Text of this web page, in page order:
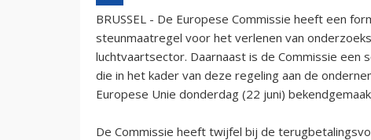
BRUSSEL - De Europese Commissie heeft een
steunmaatregel voor het verlenen van
luchtvaartsector. Daarnaast is de Commissie
die in het kader van deze regeling aan de
Europese Unie donderdag (22 juni)
De Commissie heeft twijfel bij de